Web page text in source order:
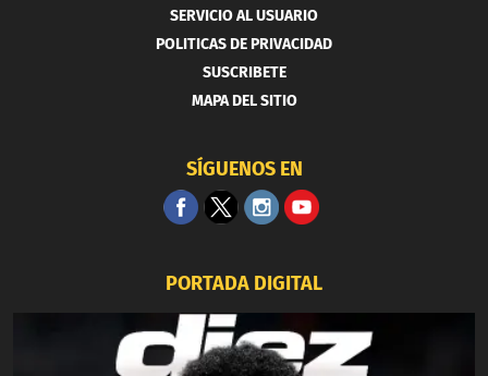
SERVICIO AL USUARIO
POLITICAS DE PRIVACIDAD
SUSCRIBETE
MAPA DEL SITIO
SÍGUENOS EN
PORTADA DIGITAL